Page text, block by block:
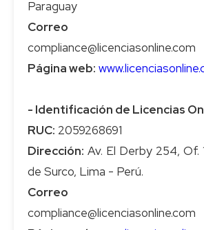
Correo
Página web:
- Identificación de Licencias On
RUC:
Dirección: Av. El Derby 254, Of.
Correo